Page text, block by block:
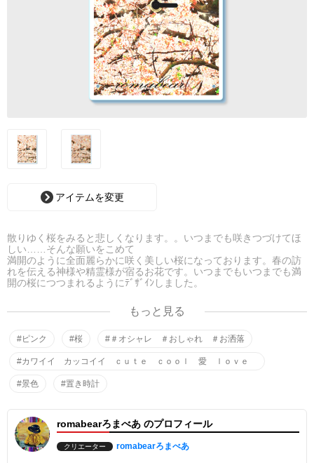
アイテムを変更
散りゆく桜をみると悲しくなります。。いつまでも咲きつづけてほ
しい……そんな願いをこめて
満開のように全面麗らかに咲く美しい桜になっております。春の訪
れを伝える神様や精霊様が宿るお花です。いつまでもいつまでも満
開の桜につつまれるようにﾃﾞｻﾞｲﾝしました。
もっと見る
#ピンク #桜 #＃オシャレ ＃おしゃれ ＃お洒落
#カワイイ カッコイイ ｃｕｔｅ ｃｏｏｌ 愛 ｌｏｖｅ
#景色 #置き時計
romabearろまべあ のプロフィール
クリエーター romabearろまべあ